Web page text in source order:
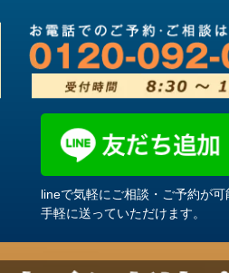
lineで気軽にご相談・ご予約が
手軽に送っていただけます。